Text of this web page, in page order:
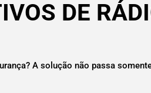
DE
A solução não passa